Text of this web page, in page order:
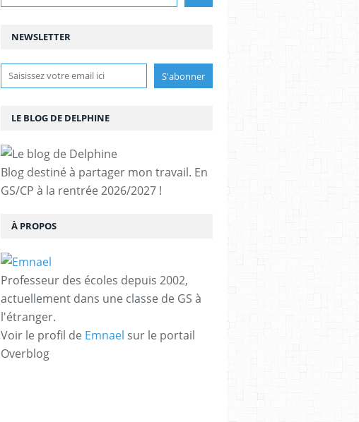
NEWSLETTER
LE BLOG DE DELPHINE
Blog destiné à partager mon travail. En
GS/CP à la rentrée 2026/2027 !
À PROPOS
Professeur des écoles depuis 2002,
actuellement dans une classe de GS à
l'étranger.
Voir le profil de Emnael sur le portail
Overblog